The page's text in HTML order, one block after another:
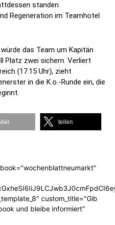
standen
Regeneration im Teamhotel
das Team um Kapitän
Platz zwei sichern. Verliert
(17.15 Uhr), zieht
in die K.o.-Runde ein, die
teilen
custom_title="Gib
und bleibe informiert"